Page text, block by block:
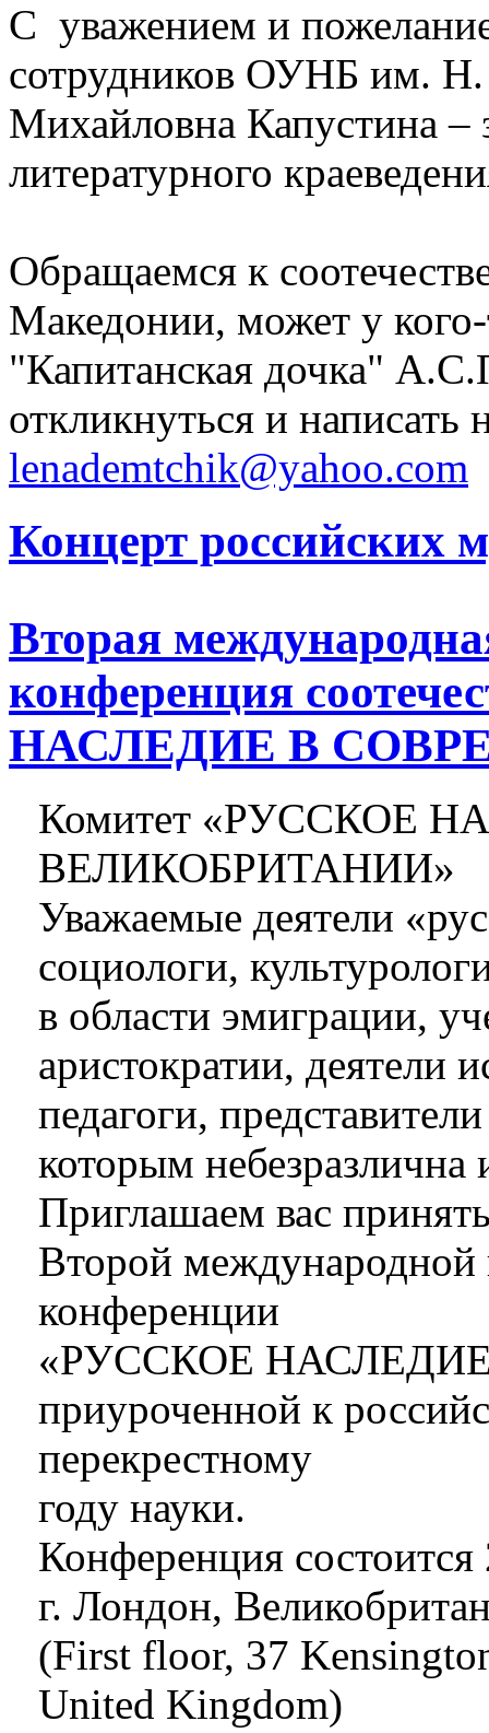
С уважением и
сотрудников ОУНБ им.
Михайловна Капустина –
литературного
Обращаемся к
Македонии, может у
"Капитанская дочка"
откликнуться и написать
lenademtchik@yahoo.com
Концерт российских
Вторая
конференция
НАСЛЕДИЕ В
Комитет «РУССКОЕ
ВЕЛИКОБРИТАНИИ»
Уважаемые деятели
социологи,
в области эмиграции,
аристократии, деятели
педагоги,
которым небезразлична
Приглашаем вас
Второй международной
конференции
«РУССКОЕ
приуроченной к
перекрестному
году науки.
Конференция
г. Лондон,
(First floor, 37
United Kingdom)